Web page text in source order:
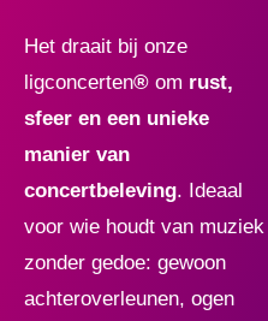
Het draait bij onze
ligconcerten® om rust,
sfeer en een unieke
manier van
concertbeleving. Ideaal
voor wie houdt van muziek
zonder gedoe: gewoon
achteroverleunen, ogen